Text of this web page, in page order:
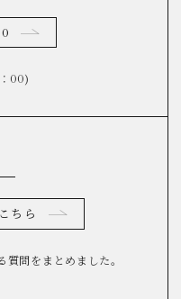
00)
ちら
質問をまとめました。